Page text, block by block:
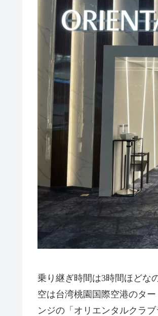
乗り継ぎ時間は3時間ほどな
空は台湾桃園国際空港のタ
ンジの「オリエンタルクラブ